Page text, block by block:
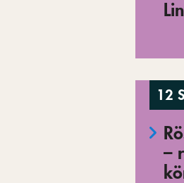
12
–